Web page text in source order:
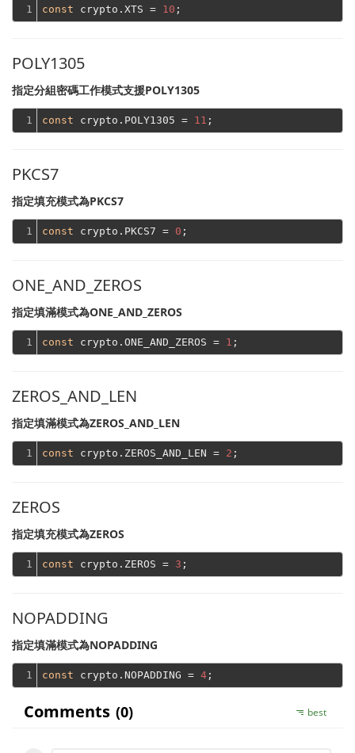
1 const crypto.XTS = 10
POLY1305
指定分組密碼工作模式支援POLY1305
1 const crypto.POLY1305 = 11
PKCS7
指定填充模式為PKCS7
1 const crypto.PKCS7 = 0
ONE_AND_ZEROS
指定填滿模式為ONE_AND_ZEROS
1 const crypto.ONE_AND_ZEROS = 1
ZEROS_AND_LEN
指定填滿模式為ZEROS_AND_LEN
1 const crypto.ZEROS_AND_LEN = 2
ZEROS
指定填充模式為ZEROS
1 const crypto.ZEROS = 3
NOPADDING
指定填滿模式為NOPADDING
1 const crypto.NOPADDING = 4